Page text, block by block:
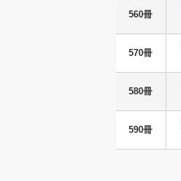
560冊
570冊
580冊
590冊